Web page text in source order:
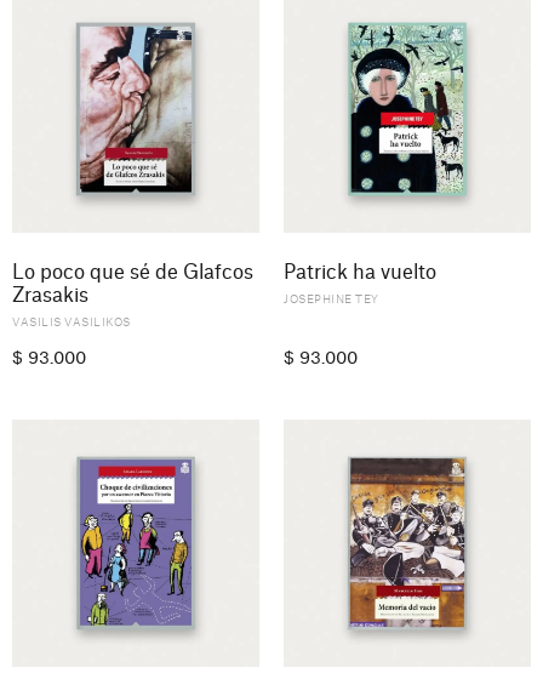
Lo poco que sé de Glafcos
Zrasakis
VASILIS VASILIKOS
$ 93.000
Patrick ha vuelto
JOSEPHINE TEY
$ 93.000